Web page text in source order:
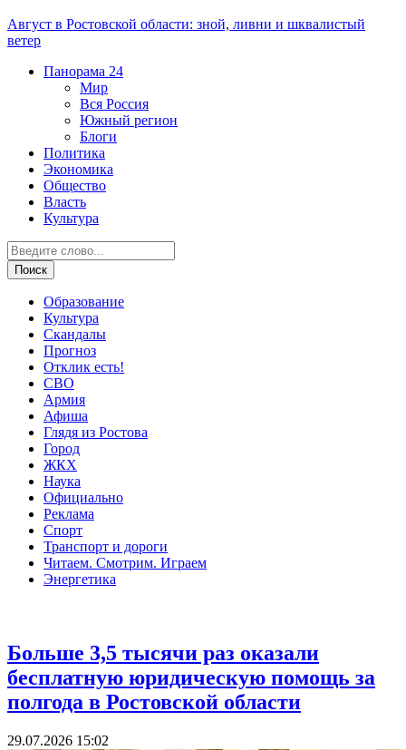
Август в Ростовской области: зной, ливни и шквалистый
ветер
Панорама 24
Мир
Вся Россия
Южный регион
Блоги
Политика
Экономика
Общество
Власть
Культура
Образование
Культура
Скандалы
Прогноз
Отклик есть!
СВО
Армия
Афиша
Глядя из Ростова
Город
ЖКХ
Наука
Официально
Реклама
Спорт
Транспорт и дороги
Читаем. Смотрим. Играем
Энергетика
Больше 3,5 тысячи раз оказали
бесплатную юридическую помощь за
полгода в Ростовской области
29.07.2026 15:02